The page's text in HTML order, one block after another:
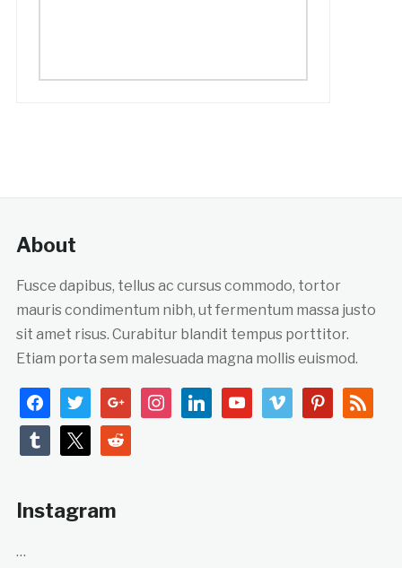
About
Fusce dapibus, tellus ac cursus commodo, tortor
mauris condimentum nibh, ut fermentum massa justo
sit amet risus. Curabitur blandit tempus porttitor.
Etiam porta sem malesuada magna mollis euismod.
facebooktwittergoogle instagramlinkedinyoutubevimeo pinterest
rss
tumblr reddit
Instagram
…